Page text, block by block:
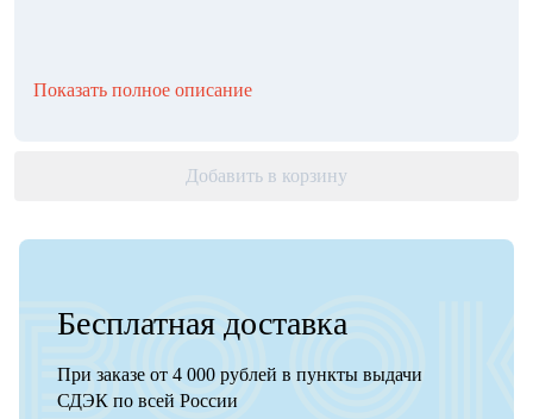
Показать полное описание
Добавить в корзину
Бесплатная доставка
При заказе от 4 000 рублей в пункты выдачи
СДЭК по всей России